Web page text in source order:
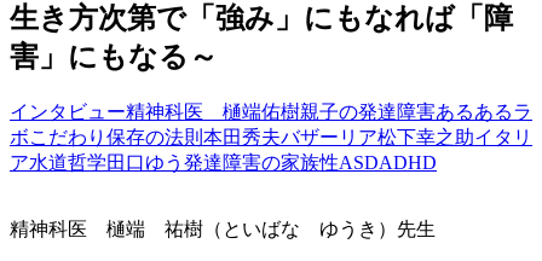
生き方次第で「強み」にもなれば「障
害」にもなる～
インタビュー精神科医 樋端佑樹親子の発達障害あるあるラ
ボこだわり保存の法則 本田秀夫バザーリア松下幸之助イタリ
ア水道哲学田口ゆう 発達障害の家族性ASDADHD
精神科医 樋端 祐樹（といばな ゆうき）先生